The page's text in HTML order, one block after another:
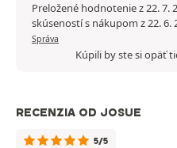
Preložené hodnotenie z 22. 7.
skúseností s nákupom z 22. 6.
Správa
Kúpili by ste si opäť
RECENZIA OD JOSUE
5/5